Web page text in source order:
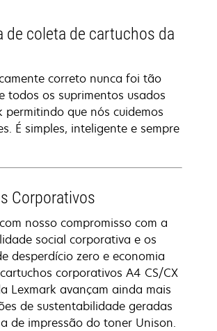
de coleta de cartuchos da
correto nunca foi tão
todos os suprimentos usados
permitindo que nós cuidemos
É simples, inteligente e sempre
Corporativos
nosso compromisso com a
social corporativa e os
desperdício zero e economia
corporativos A4 CS/CX
Lexmark avançam ainda mais
de sustentabilidade geradas
de impressão do toner Unison.